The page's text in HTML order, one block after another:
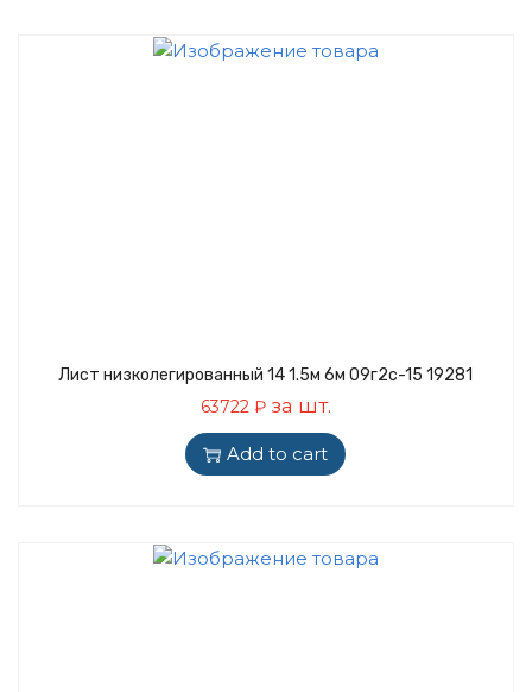
Лист низколегированный 14 1.5м 6м 09г2с-15 19281
63722 ₽за шт.
Add to cart